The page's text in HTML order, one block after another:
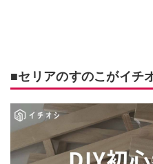
■セリアのすのこがイチ